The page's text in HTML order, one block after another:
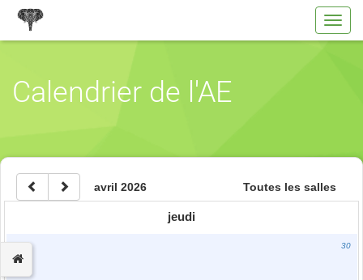
Calendrier de l'AE
avril 2026 Toutes les salles
jeudi
30